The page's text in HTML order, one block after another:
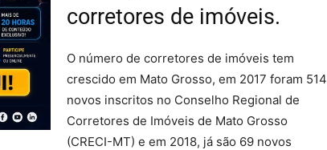
corretores de imóveis.
O número de corretores de imóveis tem
crescido em Mato Grosso, em 2017 foram 514
novos inscritos no Conselho Regional de
Corretores de Imóveis de Mato Grosso
(CRECI-MT) e em 2018, já são 69 novos